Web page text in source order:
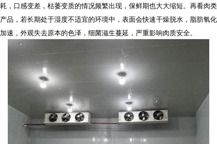
耗，口感变差，枯萎变质的情况频繁出现，保鲜期也大大缩短。再看肉类
产品，若长期处于湿度不适宜的环境中，表面会快速干燥脱水，脂肪氧化
加速，外观失去原本的色泽，细菌滋生蔓延，严重影响肉质安全。